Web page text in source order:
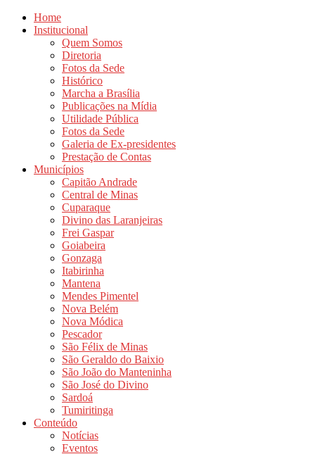
Home
Institucional
Quem Somos
Diretoria
Fotos da Sede
Histórico
Marcha a Brasília
Publicações na Mídia
Utilidade Pública
Fotos da Sede
Galeria de Ex-presidentes
Prestação de Contas
Municípios
Capitão Andrade
Central de Minas
Cuparaque
Divino das Laranjeiras
Frei Gaspar
Goiabeira
Gonzaga
Itabirinha
Mantena
Mendes Pimentel
Nova Belém
Nova Módica
Pescador
São Félix de Minas
São Geraldo do Baixio
São João do Manteninha
São José do Divino
Sardoá
Tumiritinga
Conteúdo
Notícias
Eventos